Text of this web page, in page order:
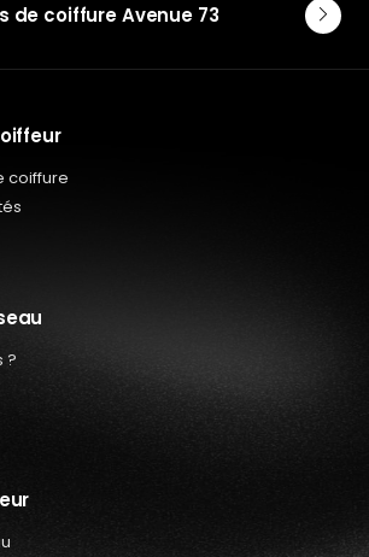
de coiffure Avenue 73
coiffure
?